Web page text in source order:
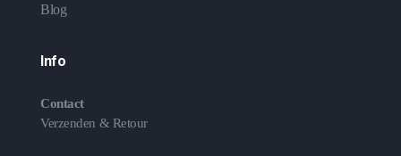
Blog
Info
Contact
Verzenden & Retour